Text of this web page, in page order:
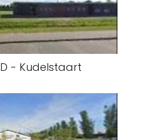
- Kudelstaart